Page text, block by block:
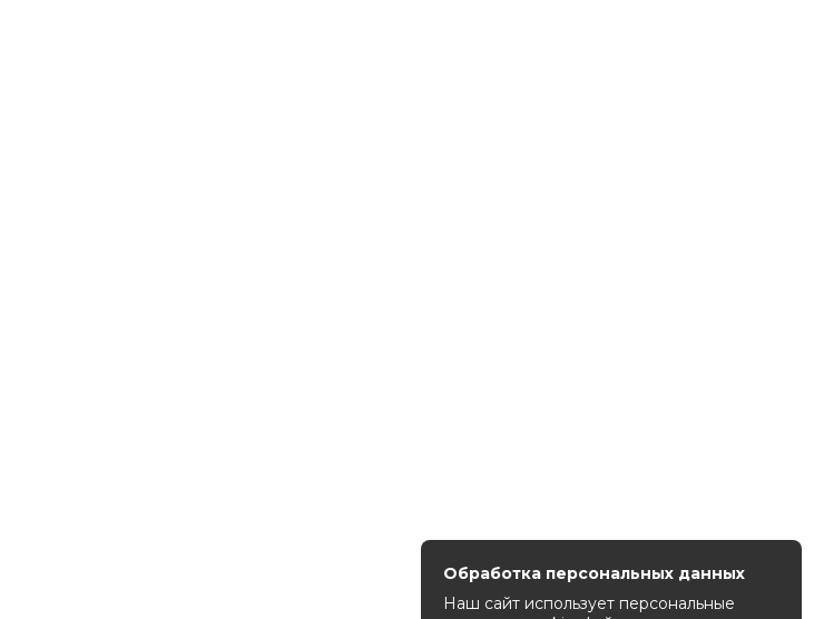
Обработка персональных данных
Наш сайт использует персональные